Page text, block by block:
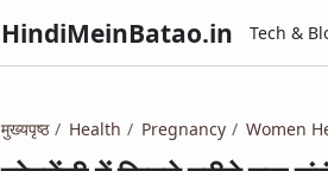
HindiMeinBatao.in Tech &
मुख्यपृष्ठ Health Pregnancy Women